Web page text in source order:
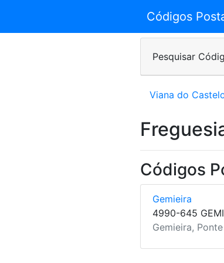
Códigos
Pesquisar
Viana do
Códigos
Gemieira
4990-645
Gemieira,